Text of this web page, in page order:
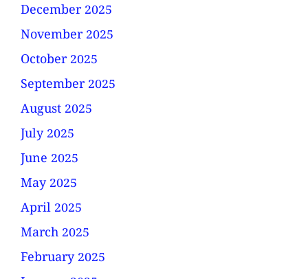
December 2025
November 2025
October 2025
September 2025
August 2025
July 2025
June 2025
May 2025
April 2025
March 2025
February 2025